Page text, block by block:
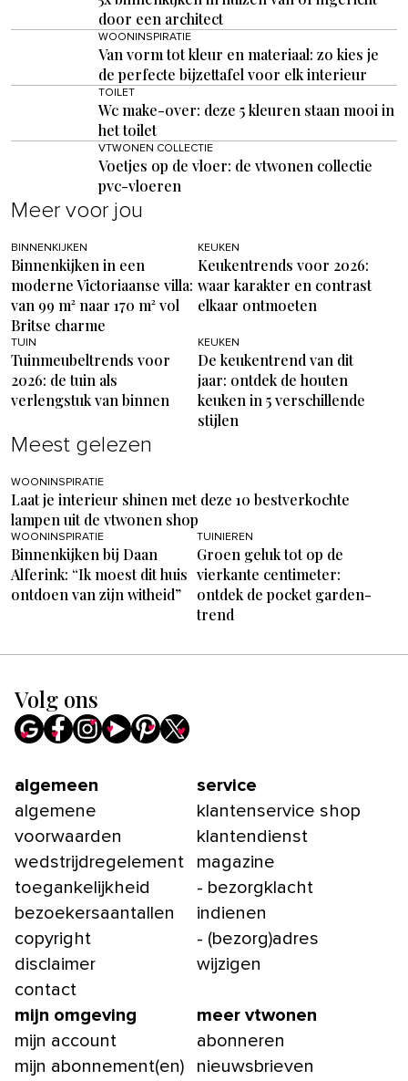
door een architect
WOONINSPIRATIE
Van vorm tot kleur en materiaal: zo kies je
de perfecte bijzettafel voor elk interieur
TOILET
Wc make-over: deze 5 kleuren staan mooi in
het toilet
VTWONEN COLLECTIE
Voetjes op de vloer: de vtwonen collectie
pvc-vloeren
Meer voor jou
BINNENKIJKEN
Binnenkijken in een
moderne Victoriaanse villa:
van 99 m² naar 170 m² vol
Britse charme
KEUKEN
Keukentrends voor 2026:
waar karakter en contrast
elkaar ontmoeten
TUIN
Tuinmeubeltrends voor
2026: de tuin als
verlengstuk van binnen
KEUKEN
De keukentrend van dit
jaar: ontdek de houten
keuken in 5 verschillende
stijlen
Meest gelezen
WOONINSPIRATIE
Laat je interieur shinen met deze 10 bestverkochte
lampen uit de vtwonen shop
WOONINSPIRATIE
Binnenkijken bij Daan
Alferink: “Ik moest dit huis
ontdoen van zijn witheid”
TUINIEREN
Groen geluk tot op de
vierkante centimeter:
ontdek de pocket garden-
trend
Volg ons
algemeen
algemene
voorwaarden
wedstrijdregelement
toegankelijkheid
bezoekersaantallen
copyright
disclaimer
contact
service
klantenservice shop
klantendienst
magazine
- bezorgklacht
indienen
- (bezorg)adres
wijzigen
mijn omgeving
mijn account
mijn abonnement(en)
meer vtwonen
abonneren
nieuwsbrieven